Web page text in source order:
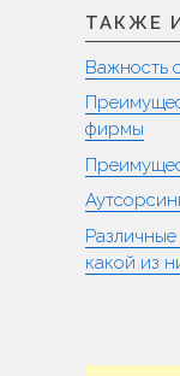
ТАКЖЕ
Важность
фирмы
какой из